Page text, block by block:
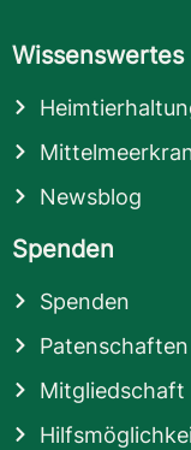
Wissenswertes
Newsblog
Spenden
Spenden
Patenschaften
Mitgliedschaft